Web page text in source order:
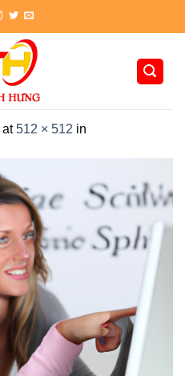
at512 × 512 in